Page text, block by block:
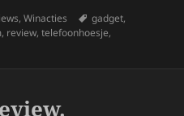
,Winacties Tags
gadget,
, review,telefoonhoesje,